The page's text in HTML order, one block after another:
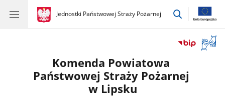
gov.pl
Jednostki Państwowej Straży Pożarnej
gov.pl
Jednostki
przejdź
okno
Komenda Powiatowa
Państwowej Straży Pożarnej
w Lipsku